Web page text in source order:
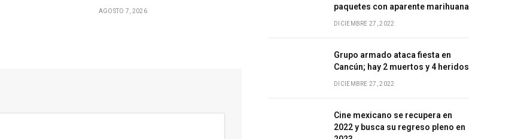
AGOSTO 7, 2026
paquetes con aparente marihuana
DICIEMBRE 27, 2022
Grupo armado ataca fiesta en
Cancún; hay 2 muertos y 4 heridos
DICIEMBRE 27, 2022
Cine mexicano se recupera en
2022 y busca su regreso pleno en